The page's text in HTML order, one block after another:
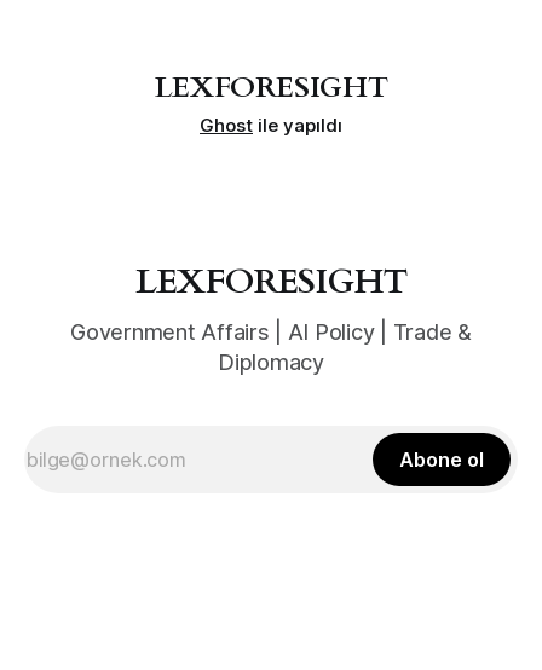
LEXFORESIGHT
Ghost ile yapıldı
LEXFORESIGHT
Government Affairs | AI Policy | Trade &
Diplomacy
Abone ol